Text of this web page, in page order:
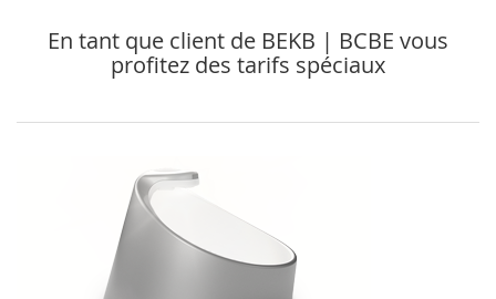
En tant que client de BEKB | BCBE vous
profitez des tarifs spéciaux